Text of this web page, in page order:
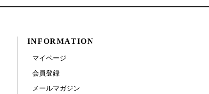
INFORMATION
マイページ
会員登録
メールマガジン